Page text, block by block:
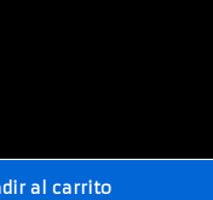
al carrito